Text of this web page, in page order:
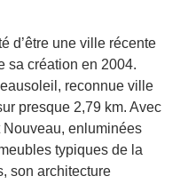
d’être une ville récente
sa création en 2004.
reconnue ville
presque 2,79 km. Avec
Nouveau, enluminées
typiques de la
son architecture